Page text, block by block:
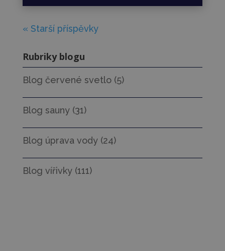
« Starší příspěvky
Rubriky blogu
Blog červené svetlo(5)
Blog sauny(31)
Blog úprava vody(24)
Blog vířivky(111)